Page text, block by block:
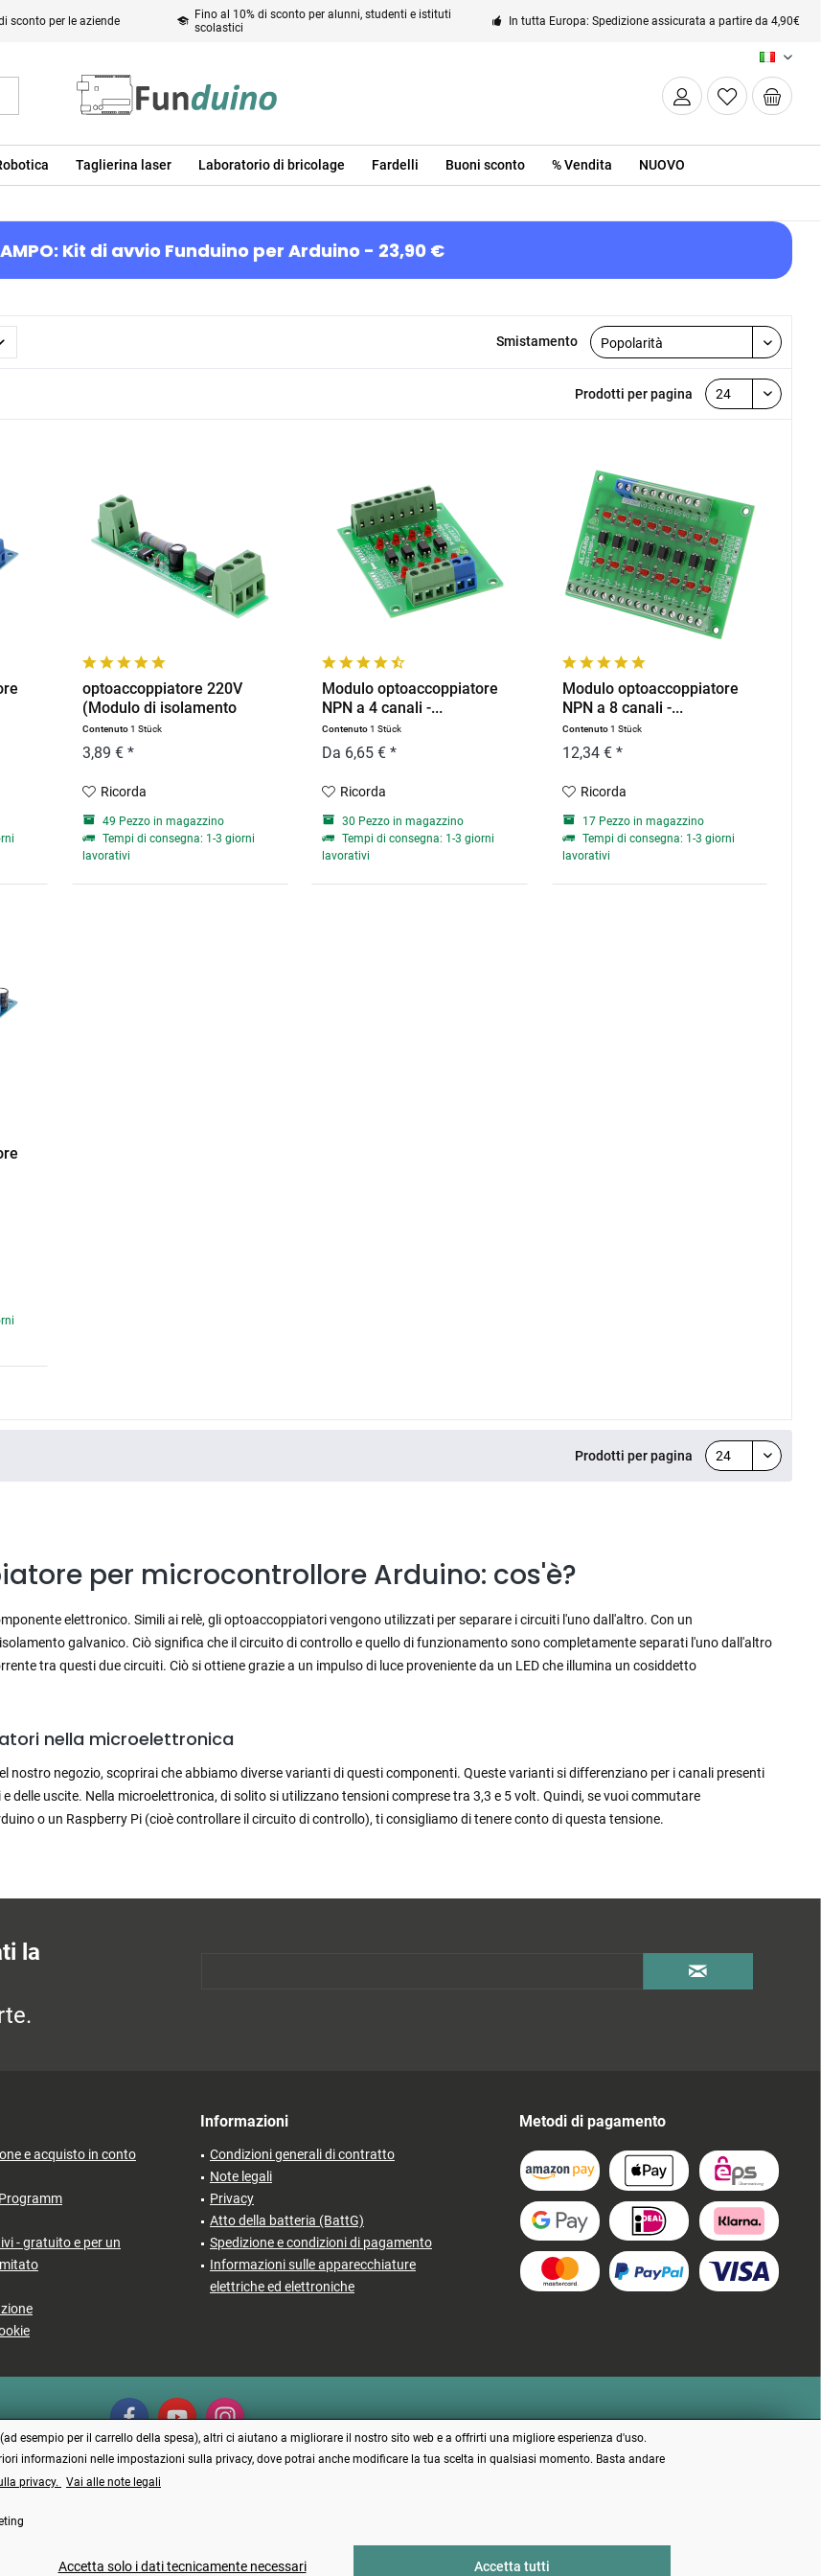
sconto per le aziende
Fino al 10% di sconto per alunni, studenti e istituti
scolastici
In tutta Europa: Spedizione assicurata a partire da 4,90€
IT
Taglierina laser Laboratorio di bricolage Fardelli Buoni sconto % Vendita NUOVO
Kit di avvio Funduino per Arduino - 23,90 €
Smistamento
Prodotti per pagina
optoaccoppiatore 220V
(Modulo di isolamento
TTL...
Contenuto1 Stück
3,89 € *
Ricorda
49 Pezzo in magazzino
Tempi di consegna: 1-3 giorni
lavorativi
Modulo optoaccoppiatore
NPN a 4 canali -...
Contenuto1 Stück
Da 6,65 € *
Ricorda
30 Pezzo in magazzino
Tempi di consegna: 1-3 giorni
lavorativi
Modulo optoaccoppiatore
NPN a 8 canali -...
Contenuto1 Stück
12,34 € *
Ricorda
17 Pezzo in magazzino
Tempi di consegna: 1-3 giorni
lavorativi
Prodotti per pagina
per microcontrollore Arduino: cos'è?
elettronico. Simili ai relè, gli optoaccoppiatori vengono utilizzati per separare i circuiti l'uno dall'altro. Con un
galvanico. Ciò significa che il circuito di controllo e quello di funzionamento sono completamente separati l'uno dall'altro
tra questi due circuiti. Ciò si ottiene grazie a un impulso di luce proveniente da un LED che illumina un cosiddetto
nella microelettronica
nostro negozio, scoprirai che abbiamo diverse varianti di questi componenti. Queste varianti si differenziano per i canali presenti
e delle uscite. Nella microelettronica, di solito si utilizzano tensioni comprese tra 3,3 e 5 volt. Quindi, se vuoi commutare
o un Raspberry Pi (cioè controllare il circuito di controllo), ti consigliamo di tenere conto di questa tensione.
la
e acquisto in conto
- gratuito e per un
Informazioni
Condizioni generali di contratto
Note legali
Privacy
Atto della batteria (BattG)
Spedizione e condizioni di pagamento
Informazioni sulle apparecchiature
elettriche ed elettroniche
Metodi di pagamento
IVA più
esempio per il carrello della spesa), altri ci aiutano a migliorare il nostro sito web e a offrirti una migliore esperienza d'uso.
informazioni nelle impostazioni sulla privacy, dove potrai anche modificare la tua scelta in qualsiasi momento. Basta andare
privacy. Vai alle note legali
Accetta solo i dati tecnicamente necessari Accetta tutti